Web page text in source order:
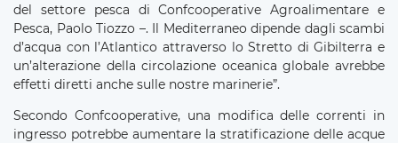
del settore pesca di Confcooperative Agroalimentare e
Pesca, Paolo Tiozzo –. Il Mediterraneo dipende dagli scambi
d’acqua con l’Atlantico attraverso lo Stretto di Gibilterra e
un’alterazione della circolazione oceanica globale avrebbe
effetti diretti anche sulle nostre marinerie”.
Secondo Confcooperative, una modifica delle correnti in
ingresso potrebbe aumentare la stratificazione delle acque